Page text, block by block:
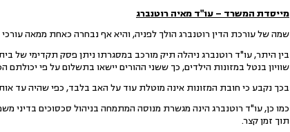
מייסדת המשרד – עו"ד מאיה רוטנברג
שמה של עורכת הדין רוטנברג הולך לפניה, והיא אף נבחרה כאחת ממאה עורכי
בין היתר, עו"ד רוטנברג ניהלה תיק מורכב במסגרתו ניתן פסק תקדימי
שוויון בנטל במזונות הילדים, כך ששני ההורים יישאו בתשלום על פי יכולתם
בכך נקבע כי חובת המזונות אינה מוטלת עוד על האב בלבד, כפי שהיה עד
כמו כן, עו"ד רוטנברג הינה מגשרת מנוסה המתמחה בניהול סכסוכים בדיני
תוך זמן קצר.